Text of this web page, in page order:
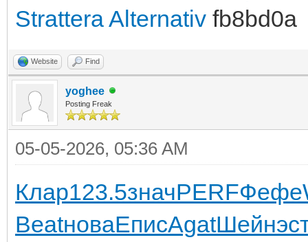
Strattera Alternativ fb8bd0a
Website Find
yoghee
Posting Freak
05-05-2026, 05:36 AM
Клар123.5значPERFФефе
BeatноваЕписAgatШейн